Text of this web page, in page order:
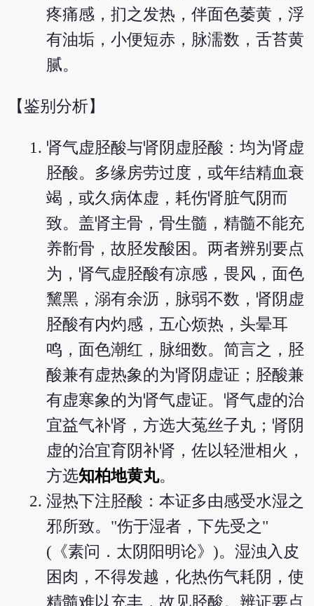
疼痛感，扪之发热，伴面色萎黄，浮
有油垢，小便短赤，脉濡数，舌苔黄
腻。
【鉴别分析】
肾气虚胫酸与肾阴虚胫酸：均为肾虚
胫酸。多缘房劳过度，或年结精血衰
竭，或久病体虚，耗伤肾脏气阴而
致。盖肾主骨，骨生髓，精髓不能充
养䯒骨，故胫发酸困。两者辨别要点
为，肾气虚胫酸有凉感，畏风，面色
黧黑，溺有余沥，脉弱不数，肾阴虚
胫酸有内灼感，五心烦热，头晕耳
鸣，面色潮红，脉细数。简言之，胫
酸兼有虚热象的为肾阴虚证；胫酸兼
有虚寒象的为肾气虚证。肾气虚的治
宜益气补肾，方选大菟丝子丸；肾阴
虚的治宜育阴补肾，佐以轻泄相火，
方选知柏地黄丸。
湿热下注胫酸：本证多由感受水湿之
邪所致。"伤于湿者，下先受之"
(《素问．太阴阳明论》)。湿浊入皮
困肉，不得发越，化热伤气耗阴，使
精髓难以充丰，故见胫酸。辨证要点